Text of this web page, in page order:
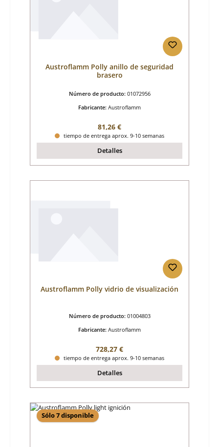
Austroflamm Polly anillo de seguridad
brasero
Número de producto: 01072956
Fabricante: Austroflamm
Precio normal:
81,26 €
tiempo de entrega aprox. 9-10 semanas
Detalles
Austroflamm Polly vidrio de visualización
Número de producto: 01004803
Fabricante: Austroflamm
Precio normal:
728,27 €
tiempo de entrega aprox. 9-10 semanas
Detalles
Sólo 7 disponible